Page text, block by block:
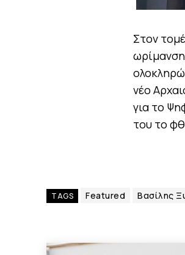
Στον
νέο
για το
του το
TAGS Featured Βασίλης